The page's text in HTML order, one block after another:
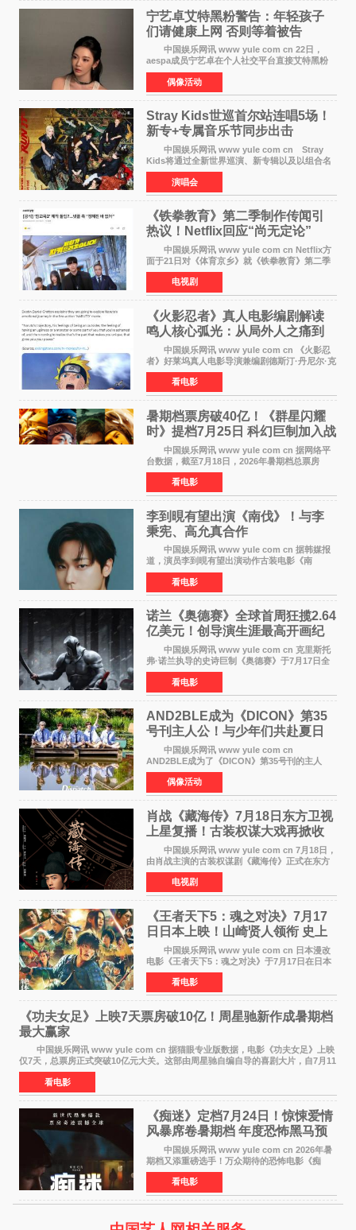
宁艺卓艾特黑粉警告：年轻孩子
们​请健康上网 否则等着被告
中国娱乐网讯 www yule com cn 22日，
aespa成员宁艺卓在个人社交平台直接艾特黑粉
账号，正面喊话回应长期以来的恶意攻击，引发
广泛关注。 宁艺卓在文中表示，自己早已注
意到部分网友持续
偶像活动
Stray Kids世巡首尔站连唱5场！
新专+专属音乐节同步出击
中国娱乐网讯 www yule com cn Stray
Kids将通过全新世界巡演、新专辑以及以组合名
义打造的专属音乐节等一系列全球活动，开启事
业发展的全新篇章。 Stray Kids将于7月25日
至26日、29日
演唱会
《铁拳教育》第二季制作传闻引
热议！Netflix回应“尚无定论”
中国娱乐网讯 www yule com cn Netflix方
面于21日对《体育京乡》就《铁拳教育》第二季
制作传闻划清界限，表示尚无定论。然而，业界
却有传闻称已就《铁拳教育》第二季的制作展开
了讨论——《
电视剧
《火影忍者》真人电影编剧解读
鸣人核心弧光：从局外人之痛到
自我觉醒
中国娱乐网讯 www yule com cn 《火影忍
者》好莱坞真人电影导演兼编剧德斯汀·丹尼尔·克
雷顿近日在采访中分享了对主角鸣人成长弧光的
理解，透露电影将深入探索鸣人作为局外人的情
感历程。
看电影
暑期档票房破40亿！《群星闪耀
时》提档7月25日 科幻巨制加入战
中国娱乐网讯 www yule com cn 据网络平
台数据，截至7月18日，2026年暑期档总票房
（含预售）已正式突破40亿元大关，年度总票房
也随之逼近197亿元。超百部中外佳片同台竞技，
点燃了盛夏的电
看电影
李到晛有望出演《南伐》！与李
秉宪、高允真合作
中国娱乐网讯 www yule com cn 据韩媒报
道，演员李到晛有望出演动作古装电影《南
伐》，与李秉宪、高允真合作，引发关注。
该片为动作古装片，讲述朝鲜初期，为了解救被
倭寇绑走的俘虏，9
看电影
诺兰《奥德赛》全球首周狂揽2.64
亿美元！创导演生涯最高开画纪
中国娱乐网讯 www yule com cn 克里斯托
弗·诺兰执导的史诗巨制《奥德赛》于7月17日全
球上映，首周末票房表现远超预期——北美首周
三天粗报1 245亿美元（开画3919馆），全球首周
2 641亿美元
看电影
AND2BLE成为《DICON》第35
号刊主人公！与少年们共赴夏日
之约
中国娱乐网讯 www yule com cn
AND2BLE成为了《DICON》第35号刊的主人
公，本期标题为And The Summer。作为出道后
首次担任杂志画报主角的完整体，AND2BLE用清
澈的少年感与全新的夏天相遇了
偶像活动
肖战《藏海传》7月18日东方卫视
上星复播！古装权谋大戏再掀收
视热潮
中国娱乐网讯 www yule com cn 7月18日，
由肖战主演的古装权谋剧《藏海传》正式在东方
卫视上星复播，引发广泛关注。该剧此前已在网
络平台播出，凭借精良制作和紧凑剧情收获不俗
口碑，此次上
电视剧
《王者天下5：魂之对决》7月17
日日本上映！山崎贤人领衔 史上
最大“函谷关防卫战”
中国娱乐网讯 www yule com cn 日本漫改
电影《王者天下5：魂之对决》于7月17日在日本
全国上映。这部由佐藤信介执导、山崎贤人主演
的历史动作片，改编自原泰久同名人气漫画，继
续讲述信和漂
看电影
《功夫女足》上映7天票房破10亿！周星驰新作成暑期档
最大赢家
中国娱乐网讯 www yule com cn 据猫眼专业版数据，电影《功夫女足》上映
仅7天，总票房正式突破10亿元大关。这部由周星驰自编自导的喜剧大片，自7月11
日公映以来便展现出惊人的市场统治力。
看电影
《痴迷》定档7月24日！惊悚爱情
风暴席卷暑期档 年度恐怖黑马预
中国娱乐网讯 www yule com cn 2026年暑
期档又添重磅选手！万众期待的恐怖电影《痴
迷》今日正式官宣定档，将于7月24日登陆内地各
大院线。这部被业内专家誉为新世代爆款恐怖电
影的作品，将为
看电影